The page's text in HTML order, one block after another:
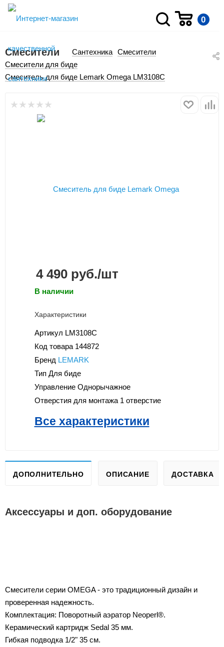
0
Смесители Сантехника Смесители
Смесители для биде
Смеситель для биде Lemark Omega LM3108C
4 490руб./шт
В наличии
Характеристики
Артикул LM3108C
Код товара 144872
Бренд LEMARK
Тип Для биде
Управление Однорычажное
Отверстия для монтажа 1 отверстие
Все характеристики
ДОПОЛНИТЕЛЬНО ОПИСАНИЕ ДОСТАВКА
Аксессуары и доп. оборудование
Смесители серии OMEGA - это традиционный дизайн и
проверенная надежность.
Комплектация: Поворотный аэратор Neoperl®.
Керамический картридж Sedal 35 мм.
Гибкая подводка 1/2" 35 см.